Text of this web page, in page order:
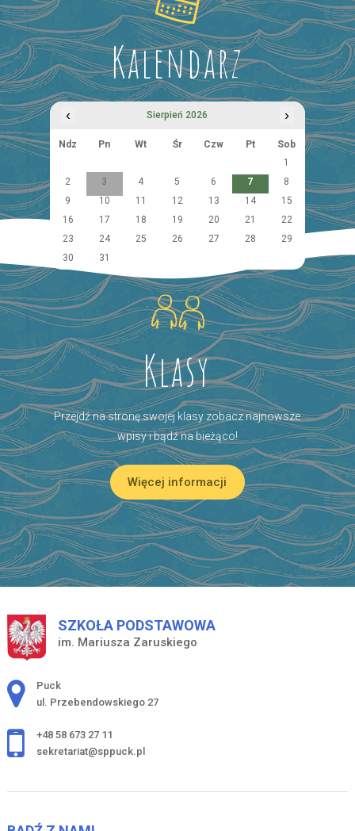
Kalendarz
‹ Sierpień 2026 ›
Ndz Pn Wt Śr Czw Pt
Sob
1
2
3 4 5 6 7
8
9
10 11 12 13 14
15
16
17 18 19 20 21
22
23
24 25 26 27 28
29
30
31
Klasy
Przejdź na stronę swojej klasy zobacz najnowsze
wpisy i bądź na bieżąco!
Więcej informacji
SZKOŁA PODSTAWOWA
im. Mariusza Zaruskiego
Adres pocztowy:
Puck
ul. Przebendowskiego 27
+48 58 673 27 11
sekretariat@sppuck.pl